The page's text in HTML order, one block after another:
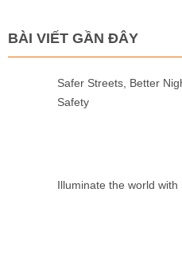
BÀI VIẾT GẦN ĐÂY
Safer Streets, Better
Safety
Illuminate the world